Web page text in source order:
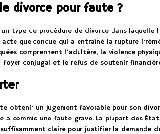
divorce pour faute ?
type de procédure de divorce dans laquelle
acte quelconque qui a entraîné la rupture
comprennent l’adultère, la violence
foyer conjugal et le refus de soutenir
obtenir un jugement favorable pour son
a commis une faute grave. La plupart des
claire pour justifier la demande